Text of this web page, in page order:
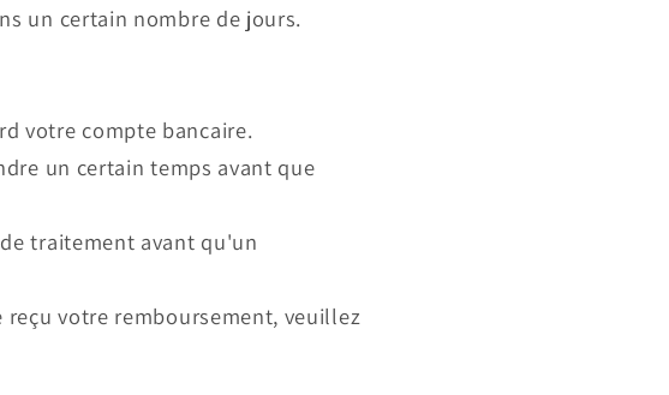
un certain nombre de jours.
votre compte bancaire.
un certain temps avant que
traitement avant qu'un
votre remboursement, veuillez